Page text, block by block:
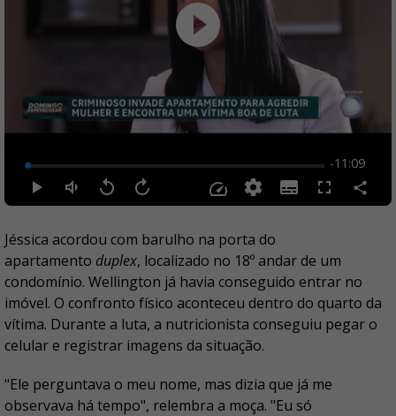
Jéssica acordou com barulho na porta do
apartamento duplex, localizado no 18º andar de um
condomínio. Wellington já havia conseguido entrar no
imóvel. O confronto físico aconteceu dentro do quarto da
vítima. Durante a luta, a nutricionista conseguiu pegar o
celular e registrar imagens da situação.
"Ele perguntava o meu nome, mas dizia que já me
observava há tempo", relembra a moça. "Eu só